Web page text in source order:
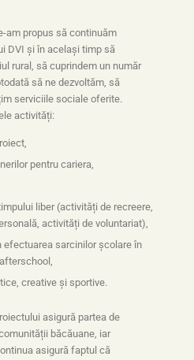
am propus să continuăm
DVI și în același timp să
rural, să cuprindem un număr
să ne dezvoltăm, să
serviciile sociale oferite.
activități:
pentru cariera,
liber (activități de recreere,
activități de voluntariat),
efectuarea sarcinilor școlare în
creative și sportive.
asigură partea de
băcăuane, iar
asigură faptul că